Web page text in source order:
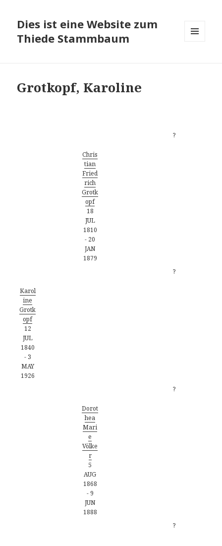
Dies ist eine Website zum
Thiede Stammbaum
Grotkopf, Karoline
?
Chris
tian
Fried
rich
Grotk
opf
18
JUL
1810
- 20
JAN
1879
?
Karol
ine
Grotk
opf
12
JUL
1840
- 3
MAY
1926
?
Dorot
hea
Mari
e
Völke
r
5
AUG
1868
-9
JUN
1888
?